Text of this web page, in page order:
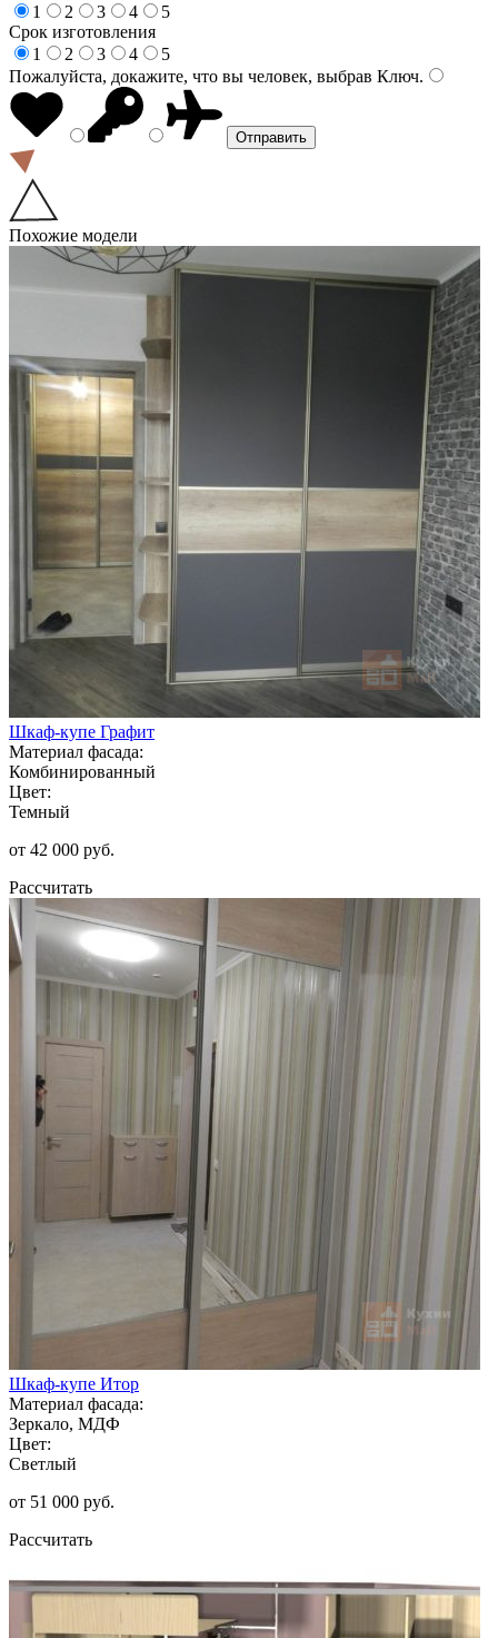
1
2 3 4
5
Срок изготовления
1
2 3 4
5
Пожалуйста, докажите, что вы человек, выбрав Ключ.
Похожие модели
Шкаф-купе Графит
Материал фасада:
Комбинированный
Цвет:
Темный
от 42 000 руб.
Рассчитать
Шкаф-купе Итор
Материал фасада:
Зеркало, МДФ
Цвет:
Светлый
от 51 000 руб.
Рассчитать